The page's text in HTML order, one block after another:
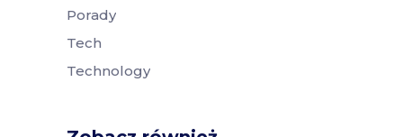
Porady
Tech
Technology